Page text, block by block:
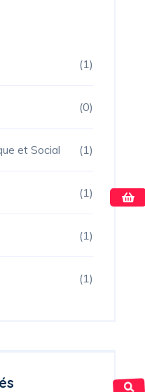
(1)
(0)
et Social (1)
(1)
(1)
(1)